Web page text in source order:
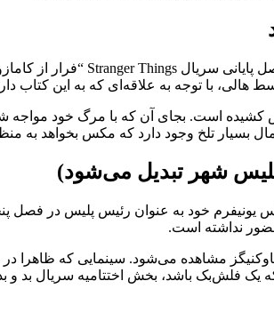
است. بجای آن که با مرگ خود مواجه
بسیار تلخ وجود دارد که مکس بخواهد به
شهر تبدیل می‌شود)
یونیفرم خود به عنوان رئیس پلیس در
نداشته است.
یک فلش‌بک باشد، بخش اختتامیه سریال